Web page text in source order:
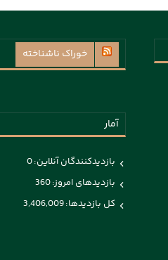
خوراک ناشناخته
آمار
بازدیدکنندگان آنلاین:0
بازدیدهای امروز:360
کل بازدیدها:3,406,009